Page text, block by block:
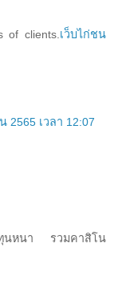
of clients. เว็บไก่ชน
2565 เวลา 12:07
นหนา รวมคาสิโน